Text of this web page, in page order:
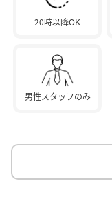
20時以降OK
男性スタッフのみ